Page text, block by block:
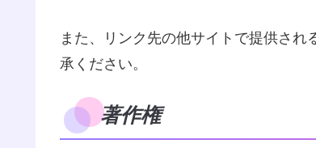
また、リンク先の他サイトで提供さ
承ください。
著作権